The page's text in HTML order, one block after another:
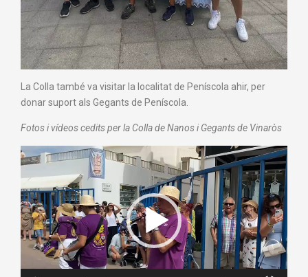
La Colla també va visitar la localitat de Peníscola ahir, per
donar suport als Gegants de Peníscola.
Fotos i vídeos cedits per la Colla de Nanos i Gegants de Vinaròs
Reproductor
de
vídeo